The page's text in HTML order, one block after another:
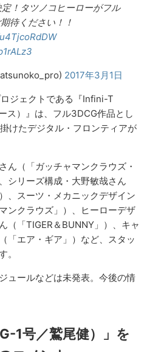
！タツノコヒーローがフル
待ください！！
2017年3月1日
ジェクトである『Infini-T
ス）』は、フル3DCG作品とし
けたデジタル・フロンティアが
ん（「ガッチャマンクラウズ・
シリーズ構成・大野敏哉さん
、スーツ・メカニックデザイン
ンクラウズ」）、ヒーローデザ
（「TIGER＆BUNNY」）、キャ
「エア・ギア」）など、スタッ
。
ュールなどは未発表。今後の情
1号／鷲尾健）」を